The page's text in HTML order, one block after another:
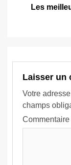
Les
Laisser un
Votre
champs
Commentaire